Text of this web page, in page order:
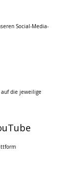
Social-Media-
auf die jeweilige